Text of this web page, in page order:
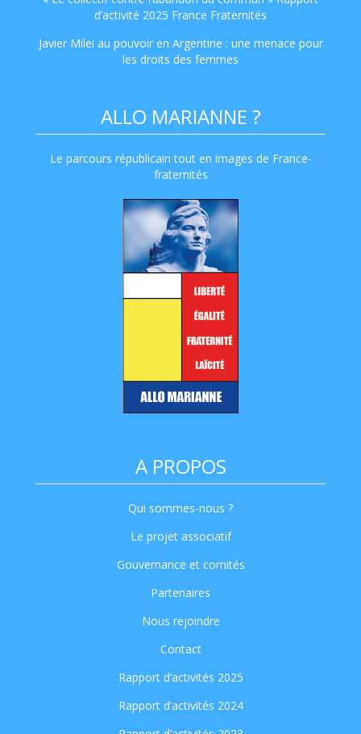
d’activité 2025 France Fraternités
Javier Milei au pouvoir en Argentine : une menace pour
les droits des femmes
ALLO MARIANNE ?
Le parcours républicain tout en images de France-
fraternités
A PROPOS
Qui sommes-nous ?
Le projet associatif
Gouvernance et comités
Partenaires
Nous rejoindre
Contact
Rapport d’activités 2025
Rapport d’activités 2024